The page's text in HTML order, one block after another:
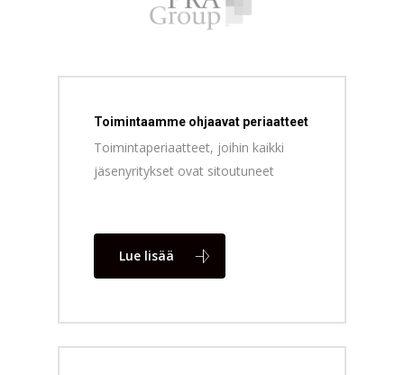
Toimintaamme ohjaavat periaatteet
Toimintaperiaatteet, joihin kaikki
jäsenyritykset ovat sitoutuneet
Lue lisää